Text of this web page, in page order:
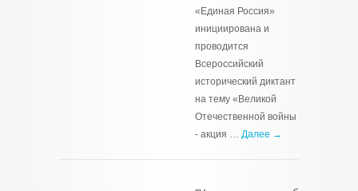
«Единая Россия»
инициирована и
проводится
Всероссийский
исторический диктант
на тему «Великой
Отечественной войны
- акция … Далее →